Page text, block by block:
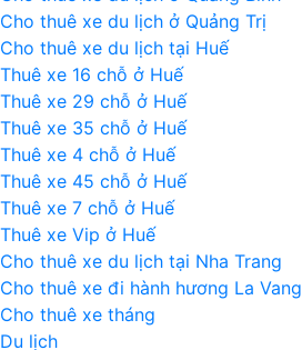
Cho thuê xe du lịch ở Quảng Trị
Cho thuê xe du lịch tại Huế
Thuê xe 16 chỗ ở Huế
Thuê xe 29 chỗ ở Huế
Thuê xe 35 chỗ ở Huế
Thuê xe 4 chỗ ở Huế
Thuê xe 45 chỗ ở Huế
Thuê xe 7 chỗ ở Huế
Thuê xe Vip ở Huế
Cho thuê xe du lịch tại Nha Trang
Cho thuê xe đi hành hương La Vang
Cho thuê xe tháng
Du lịch